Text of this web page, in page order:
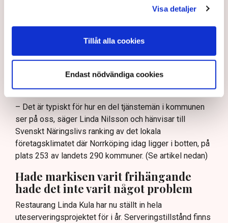
Visa detaljer
Tillåt alla cookies
Endast nödvändiga cookies
staket, inglasningar och liknande delar av
kommunikationerna med kommunen varit knapphändig,
otydlig och i vissa fall arrogant. I en intervju i
Norrköpings Tidningar säger en företrädare för
fulspel”, att ”en liten klick maximalt stretchar
systemet.”
– Det är typiskt för hur en del tjänstemän i kommunen
ser på oss, säger Linda Nilsson och hänvisar till
Svenskt Näringslivs ranking av det lokala
företagsklimatet där Norrköping idag ligger i botten, på
plats 253 av landets 290 kommuner. (Se artikel nedan)
Hade markisen varit frihängande
hade det inte varit något problem
Restaurang Linda Kula har nu ställt in hela
uteserveringsprojektet för i år. Serveringstillstånd finns